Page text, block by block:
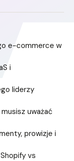
e-commerce w
i
liderzy
uważać
prowizje i
vs